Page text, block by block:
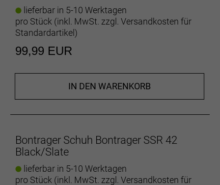
lieferbar in 5-10 Werktagen
pro Stück (inkl. MwSt. zzgl. Versandkosten für
Standardartikel)
99,99 EUR
IN DEN WARENKORB
Bontrager Schuh Bontrager SSR 42
Black/Slate
lieferbar in 5-10 Werktagen
pro Stück (inkl. MwSt. zzgl. Versandkosten für